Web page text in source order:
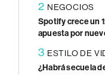
2 NEGOCIOS
Spotify crece un
apuesta por
3 ESTILO DE
¿Habrá secuela